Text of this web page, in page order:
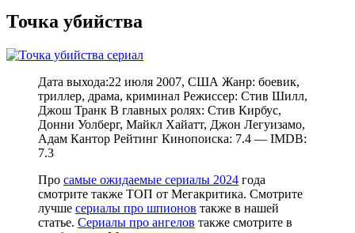
Точка убийства
Дата выхода:22 июля 2007, США Жанр: боевик,
триллер, драма, криминал Режиссер: Стив Шилл,
Джош Транк В главных ролях: Стив Кирбус,
Донни Уолберг, Майкл Хайатт, Джон Легуизамо,
Адам Кантор Рейтинг Кинопоиска: 7.4 — IMDB:
7.3
Про самые ожидаемые сериалы 2024 года
смотрите также ТОП от Мегакритика. Смотрите
лучше сериалы про шпионов также в нашей
статье. Сериалы про ангелов также смотрите в